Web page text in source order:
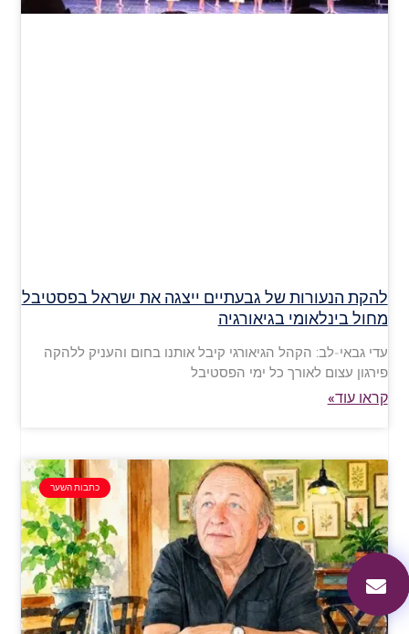
להקת הנעורות של גבעתיים ייצגה את ישראל בפסטיבל
מחול בינלאומי בגיאורגיה
עדי גבאי-לב: הקהל הגיאורגי קיבל אותנו בחום והעניק ללהקה
פירגון עצום לאורך כל ימי הפסטיבל
קראו עוד»
כתבות השער